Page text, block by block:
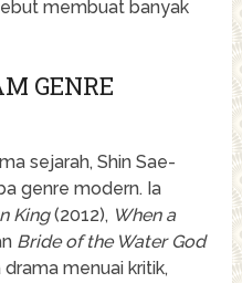
membuat banyak
GENRE
sejarah, Shin Sae-
genre modern. Ia
King(2012), When a
Bride of the Water God
menuai kritik,